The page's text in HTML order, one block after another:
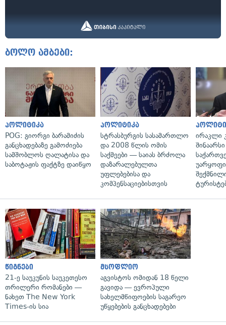
ბოლო ამბები:
პოლიტიკა
POG: გიორგი ბარამიძის
განცხადებაზე გამოძიება
სამშობლოს ღალატისა და
საბოტაჟის ფაქტზე დაიწყო
პოლიტიკა
სტრასბურგის სასამართლო
და 2008 წლის ომის
საქმეები — საიას ბრძოლა
დაზარალებულთა
უფლებებისა და
კომპენსაციებისთვის
ირაკლი
წიგნები
21-ე საუკუნის საუკეთესო
თრილერი რომანები —
ნახეთ The New York
Times-ის სია
მსოფლიო
აგვისტოს ომიდან 18 წელი
გავიდა — ევროპული
სახელმწიფოების საგარეო
უწყებების განცხადებები